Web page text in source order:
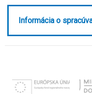
Informácia o